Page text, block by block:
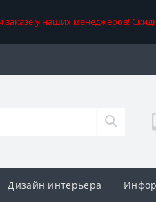
заказе у наших менеджеров!
Дизайн интерьера